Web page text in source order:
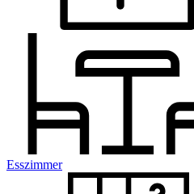
Esszimmer